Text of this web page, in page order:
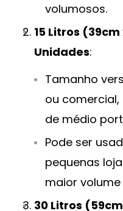
volumosos.
15 Litros
Unidades:
Tamanho
ou
de médio
Pode ser
pequenas
maior
30 Litros